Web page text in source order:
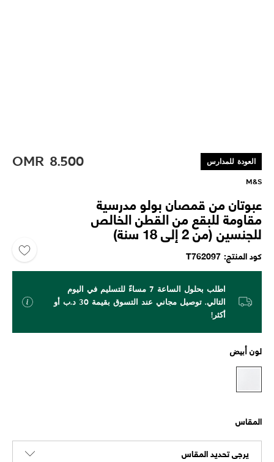
العودة للمدارس OMR 8.500
M&S
عبوتان من قمصان بولو مدرسية
مقاومة للبقع من القطن الخالص
للجنسين (من 2 إلى 18 سنة)
كود المنتج T762097
اطلب بحلول الساعة 7 مساءً للتسليم في اليوم
التالي. توصيل مجاني عند التسوق بقيمة 30 د.ب أو
أكثر!
لون أبيض
المقاس
يرجى تحديد المقاس